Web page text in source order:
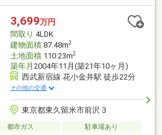
3,699万円
間取り 4LDK
建物面積87.48m2
土地面積110.23m2
築年月 2004年11月(築21年10ヶ月)
西武新宿線 花小金井駅 徒歩22分
その他の交通
東京都東久留米市前沢３
都市ガス
駐車場あり